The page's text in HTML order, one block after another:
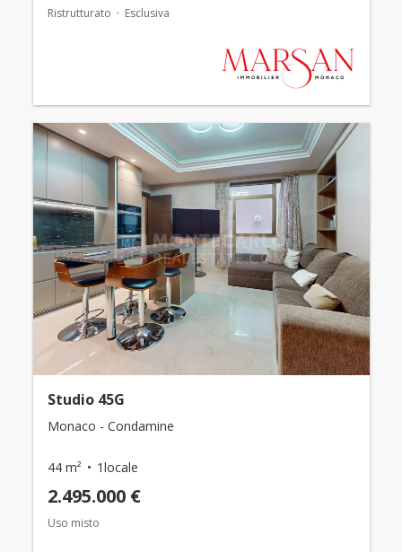
Ristrutturato Esclusiva
Studio 45G
Monaco - Condamine
44 m² 1locale
2.495.000 €
Uso misto